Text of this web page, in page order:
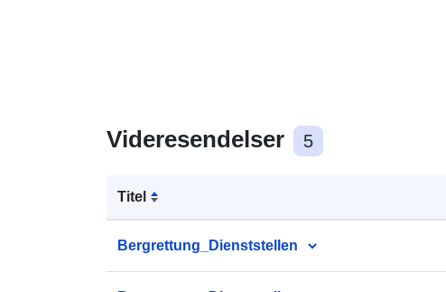
Videresendelser 5
Titel
Bergrettung_Dienststellen